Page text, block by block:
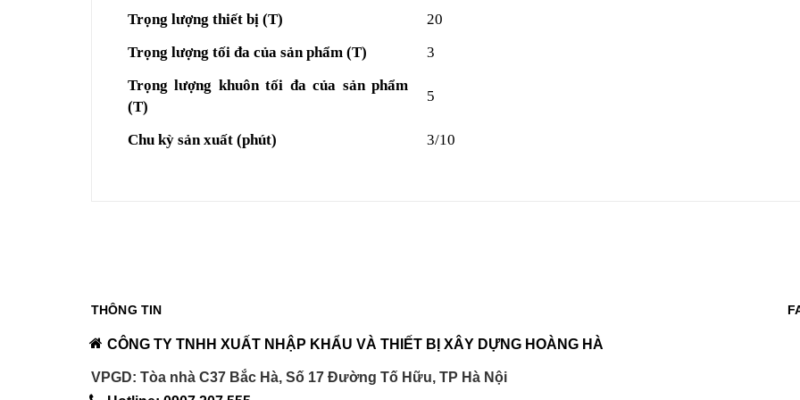
Trọng lượng thiết bị (T)
20
Trọng lượng tối đa của sản phẩm (T)
3
Trọng lượng khuôn tối đa của sản phẩm
(T)
5
Chu kỳ sản xuất (phút) 3/10
THÔNG TIN
CÔNG TY TNHH XUẤT NHẬP KHẨU VÀ THIẾT BỊ XÂY DỰNG HOÀNG HÀ
VPGD: Tòa nhà C37 Bắc Hà, Số 17 Đường Tố Hữu, TP Hà Nội